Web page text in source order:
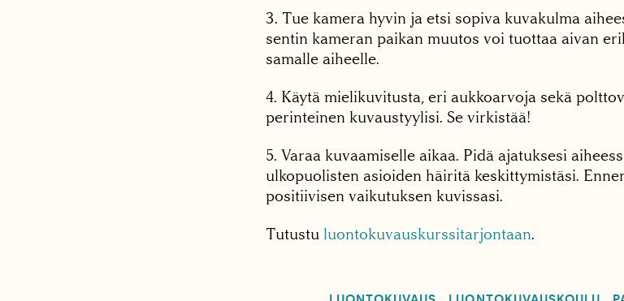
3. Tue kamera hyvin ja etsi sopiva kuvakulma
sentin kameran paikan muutos voi tuottaa aivan
samalle aiheelle.
4. Käytä mielikuvitusta, eri aukkoarvoja sekä
perinteinen kuvaustyylisi. Se virkistää!
5. Varaa kuvaamiselle aikaa. Pidä ajatuksesi
ulkopuolisten asioiden häiritä keskittymistäsi.
positiivisen vaikutuksen kuvissasi.
Tutustu luontokuvauskurssitarjontaan.